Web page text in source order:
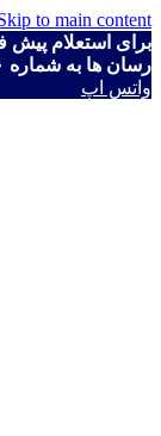
to main content
برای استعلام پیش
رسان ها به شماره ۰۹۰۲۴۱۱۱۹۳۰ ارسال نمایید.
واتس اپ